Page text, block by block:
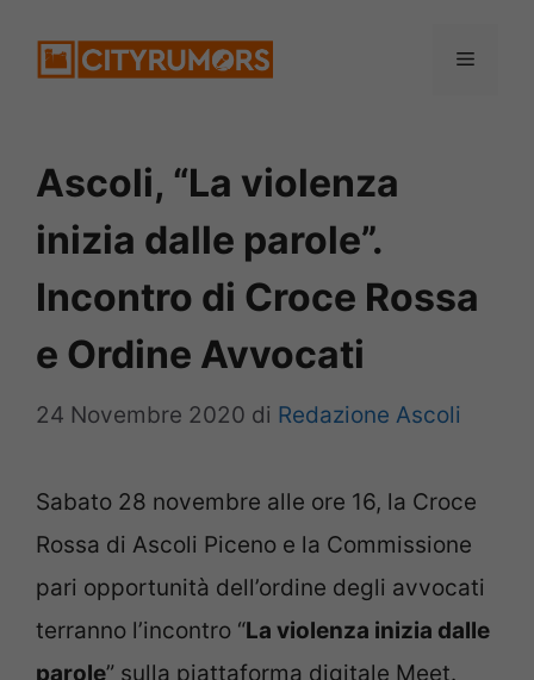
Menu
Ascoli, “La violenza
inizia dalle parole”.
Incontro di Croce Rossa
e Ordine Avvocati
24 Novembre 2020 di Redazione Ascoli
Sabato 28 novembre alle ore 16, la Croce
Rossa di Ascoli Piceno e la Commissione
pari opportunità dell’ordine degli avvocati
terranno l’incontro “La violenza inizia dalle
parole” sulla piattaforma digitale Meet.